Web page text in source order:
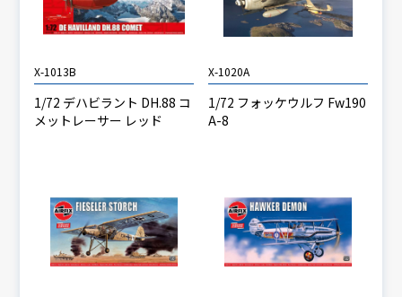
X-1013B
1/72 デハビラント DH.88 コ
メットレーサー レッド
X-1020A
1/72 フォッケウルフ Fw190
A-8